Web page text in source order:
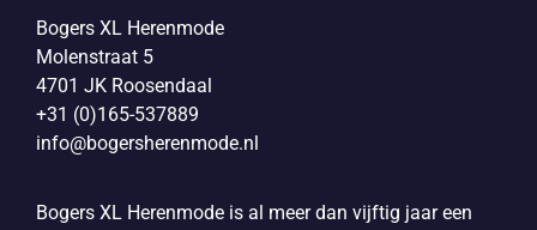
Bogers XL Herenmode
Molenstraat 5
4701 JK Roosendaal
+31 (0)165-537889
info@bogersherenmode.nl
Bogers XL Herenmode is al meer dan vijftig jaar een